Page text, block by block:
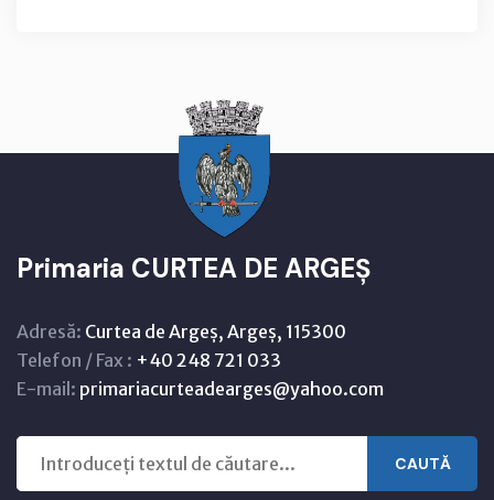
Primaria CURTEA DE ARGEȘ
Adresă: Curtea de Argeș, Argeș, 115300
Telefon / Fax : +40 248 721 033
E-mail: primariacurteadearges@yahoo.com
CAUTĂ